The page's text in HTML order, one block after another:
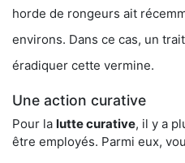
horde de rongeurs ait
environs. Dans ce cas, un
éradiquer cette vermine.
Une action curative
Pour la lutte curative, il y a
être employés. Parmi eux,